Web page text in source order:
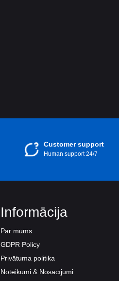
Customer support
Human support 24/7
Informācija
Par mums
GDPR Policy
Privātuma politika
Noteikumi & Nosacījumi